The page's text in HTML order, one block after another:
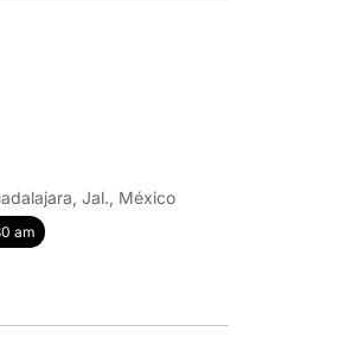
Jal., México
am